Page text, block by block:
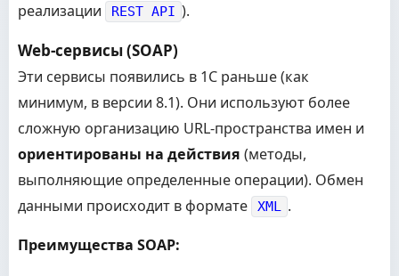
реализации
REST API ).
Web-сервисы (SOAP)
Эти сервисы появились в 1С раньше (как
минимум, в версии 8.1). Они используют более
сложную организацию URL-пространства имен и
ориентированы на действия (методы,
выполняющие определенные операции). Обмен
данными происходит в формате
XML .
Преимущества SOAP: